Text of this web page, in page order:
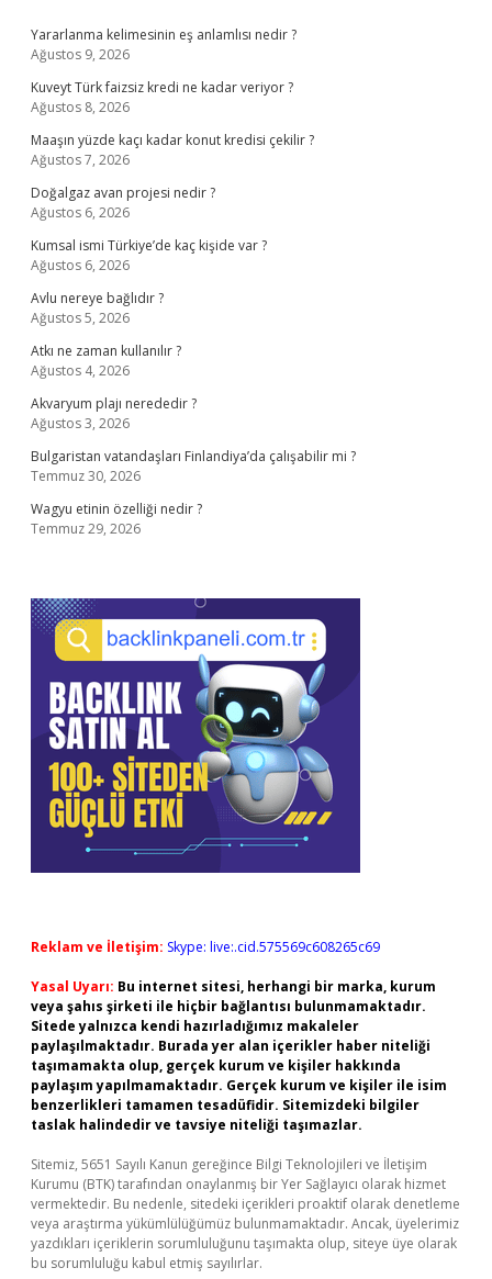
Yararlanma kelimesinin eş anlamlısı nedir ?
Ağustos 9, 2026
Kuveyt Türk faizsiz kredi ne kadar veriyor ?
Ağustos 8, 2026
Maaşın yüzde kaçı kadar konut kredisi çekilir ?
Ağustos 7, 2026
Doğalgaz avan projesi nedir ?
Ağustos 6, 2026
Kumsal ismi Türkiye’de kaç kişide var ?
Ağustos 6, 2026
Avlu nereye bağlıdır ?
Ağustos 5, 2026
Atkı ne zaman kullanılır ?
Ağustos 4, 2026
Akvaryum plajı nerededir ?
Ağustos 3, 2026
Bulgaristan vatandaşları Finlandiya’da çalışabilir mi ?
Temmuz 30, 2026
Wagyu etinin özelliği nedir ?
Temmuz 29, 2026
Reklam ve İletişim: Skype: live:.cid.575569c608265c69
Yasal Uyarı: Bu internet sitesi, herhangi bir marka, kurum
veya şahıs şirketi ile hiçbir bağlantısı bulunmamaktadır.
Sitede yalnızca kendi hazırladığımız makaleler
paylaşılmaktadır. Burada yer alan içerikler haber niteliği
taşımamakta olup, gerçek kurum ve kişiler hakkında
paylaşım yapılmamaktadır. Gerçek kurum ve kişiler ile isim
benzerlikleri tamamen tesadüfidir. Sitemizdeki bilgiler
taslak halindedir ve tavsiye niteliği taşımazlar.
Sitemiz, 5651 Sayılı Kanun gereğince Bilgi Teknolojileri ve İletişim
Kurumu (BTK) tarafından onaylanmış bir Yer Sağlayıcı olarak hizmet
vermektedir. Bu nedenle, sitedeki içerikleri proaktif olarak denetleme
veya araştırma yükümlülüğümüz bulunmamaktadır. Ancak, üyelerimiz
yazdıkları içeriklerin sorumluluğunu taşımakta olup, siteye üye olarak
bu sorumluluğu kabul etmiş sayılırlar.